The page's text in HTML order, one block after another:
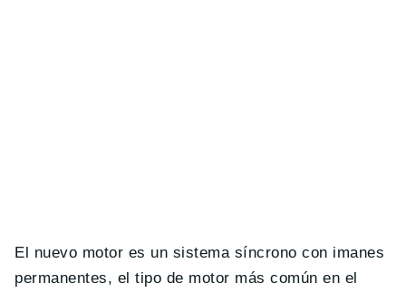
El nuevo motor es un sistema síncrono con imanes
permanentes, el tipo de motor más común en el